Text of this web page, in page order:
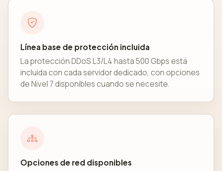
Línea base de protección incluida
La protección DDoS L3/L4 hasta 500 Gbps está
incluida con cada servidor dedicado, con opciones
de Nivel 7 disponibles cuando se necesite.
Opciones de red disponibles